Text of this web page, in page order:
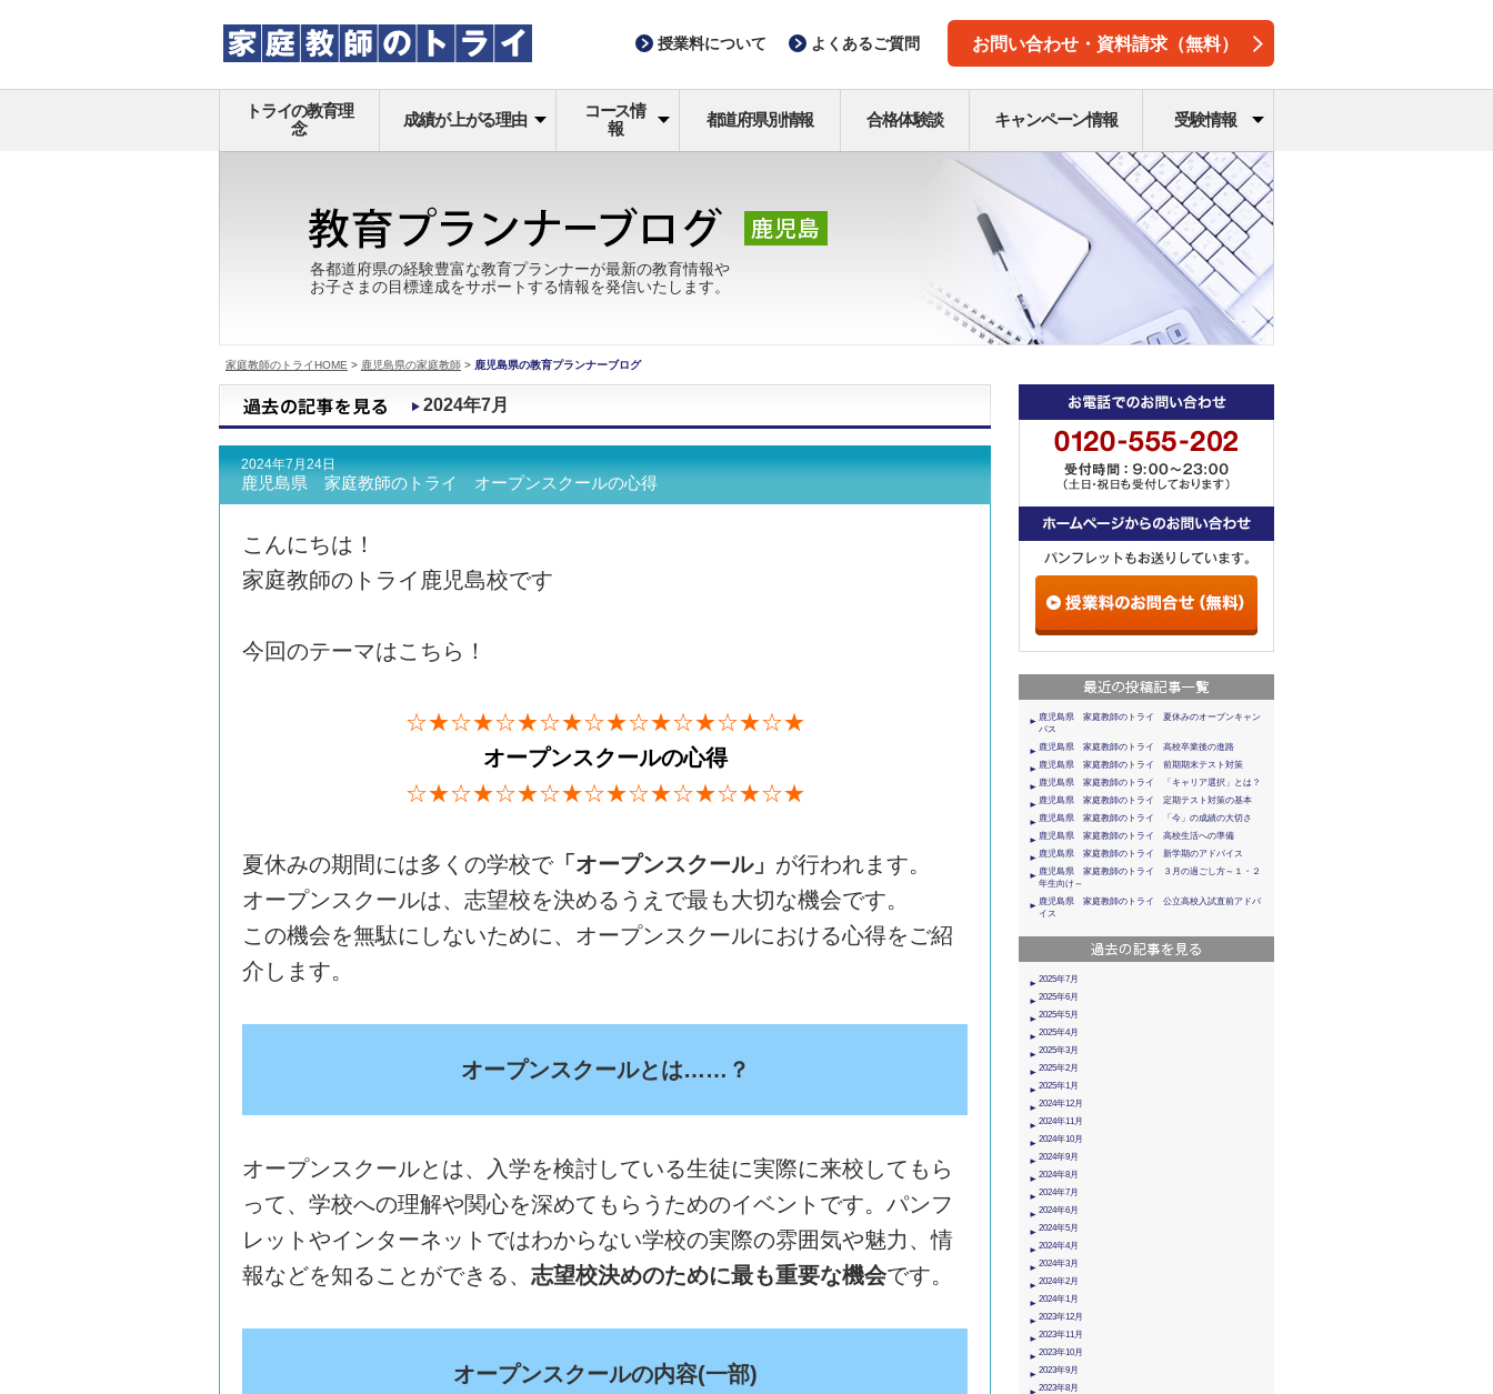
授業料について よくあるご質問 お問い合わせ・資料請求（無料）
トライの教育理
念
成績が上がる理由
コース情
報
都道府県別情報 合格体験談 キャンペーン情報 受験情報
各都道府県の経験豊富な教育プランナーが最新の教育情報や
お子さまの目標達成をサポートする情報を発信いたします。
家庭教師のトライHOME > 鹿児島県の家庭教師 > 鹿児島県の教育プランナーブログ
2024年7月
2024年7月24日
鹿児島県 家庭教師のトライ オープンスクールの心得
こんにちは！
家庭教師のトライ鹿児島校です
今回のテーマはこちら！
☆★☆★☆★☆★☆★☆★☆★☆★☆★
オープンスクールの心得
☆★☆★☆★☆★☆★☆★☆★☆★☆★
夏休みの期間には多くの学校で「オープンスクール」 が行われます。
オープンスクールは、志望校を決めるうえで最も大切な機会です。
この機会を無駄にしないために、オープンスクールにおける心得をご紹
介します。
オープンスクールとは……？
オープンスクールとは、入学を検討している生徒に実際に来校してもら
って、学校への理解や関心を深めてもらうためのイベントです。パンフ
レットやインターネットではわからない学校の実際の雰囲気や魅力、情
報などを知ることができる、 志望校決めのために最も重要な機会です。
オープンスクールの内容(一部)
鹿児島県 家庭教師のトライ 夏休みのオープンキャン
パス
鹿児島県 家庭教師のトライ 高校卒業後の進路
鹿児島県 家庭教師のトライ 前期期末テスト対策
鹿児島県 家庭教師のトライ 「キャリア選択」とは？
鹿児島県 家庭教師のトライ 定期テスト対策の基本
鹿児島県 家庭教師のトライ 「今」の成績の大切さ
鹿児島県 家庭教師のトライ 高校生活への準備
鹿児島県 家庭教師のトライ 新学期のアドバイス
鹿児島県 家庭教師のトライ ３月の過ごし方～１・２
年生向け～
鹿児島県 家庭教師のトライ 公立高校入試直前アドバ
イス
2025年7月
2025年6月
2025年5月
2025年4月
2025年3月
2025年2月
2025年1月
2024年12月
2024年11月
2024年10月
2024年9月
2024年8月
2024年7月
2024年6月
2024年5月
2024年4月
2024年3月
2024年2月
2024年1月
2023年12月
2023年11月
2023年10月
2023年9月
2023年8月